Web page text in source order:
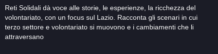
Reti Solidali dà voce alle storie, le esperienze, la ricchezza del
volontariato, con un focus sul Lazio. Racconta gli scenari in cui
terzo settore e volontariato si muovono e i cambiamenti che li
attraversano